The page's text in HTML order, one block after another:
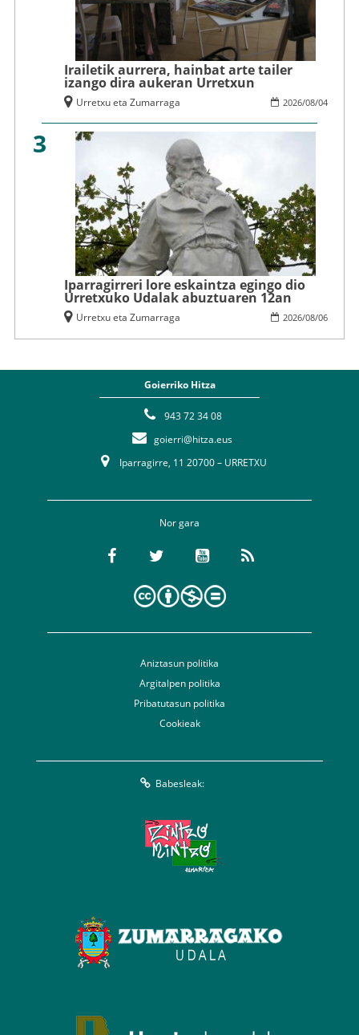
Irailetik aurrera, hainbat arte tailer
izango dira aukeran Urretxun
2026/08/04
Urretxu eta Zumarraga
3
Iparragirreri lore eskaintza egingo dio
Urretxuko Udalak abuztuaren 12an
2026/08/06
Urretxu eta Zumarraga
Goierriko Hitza
943 72 34 08
goierri@hitza.eus
Iparragirre, 11 20700 – URRETXU
Nor gara
Aniztasun politika
Argitalpen politika
Pribatutasun politika
Cookieak
Babesleak: